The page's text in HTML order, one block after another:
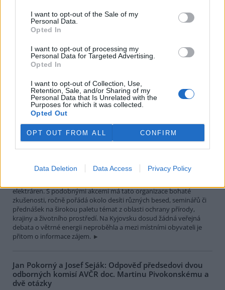
I want to opt-out of the Sale of my
Personal Data.
Opted In
I want to opt-out of processing my
Personal Data for Targeted Advertising.
Opted In
I want to opt-out of Collection, Use,
Retention, Sale, and/or Sharing of my
Personal Data that Is Unrelated with the
Purposes for which it was collected.
Opted Out
OPT OUT FROM ALL CONFIRM
Data Deletion Data Access Privacy Policy
opakovaně kritizují spolek Svoboda zvířat za emotivní kampaň,
aktivismus a manipulaci veřejnosti. Zároveň však ve svých článcích
i na sociálních sítích často používají obdobné komunikační
jejich argumentace mnohdy stojí na zjednodušeních, zavádějících
tvrzeních nebo vytržených příkladech.
Zuzana Veverková: Jak nám dezoláti s píšťalkami
ukončili panelovou diskuzi o větrných elektrárnách
ještě před jejím začátkem
13.7.2026
Měsíc pečlivých příprav týmu
organizátorů a šesti odborníků
organizace Český svaz
ochránců přírody Kyjov připravila na čtvrteční odpoledne v Kyjově
elektráren. S podobnými akcemi má tato organizace bohaté
zkušenosti, ročně pořádá okolo desíti různých besed, seminářů či
přednášek na širokou paletu témat z oblasti ochrany přírody,
krajiny a životního prostředí. Na Kyjovsku dosud žádná veřejná
debata o větrné energii neproběhla a mezi místními obyvateli je
přitom o informace zájem.
Jan Pokorný a Josef Seják: Odpověď předsedovi dvou
odborných komisí AVČR doc. Martinu Pivokonskému a
dvě otázky